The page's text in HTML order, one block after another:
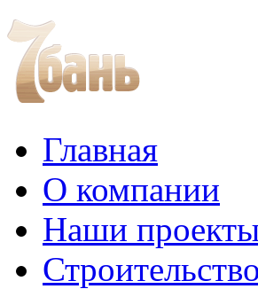
Главная
О компании
Наши
Строительство